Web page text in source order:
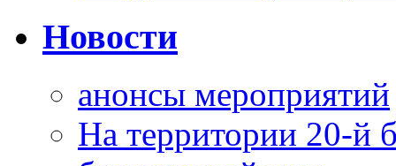
Новости
анонсы мероприятий
На территории 20-й